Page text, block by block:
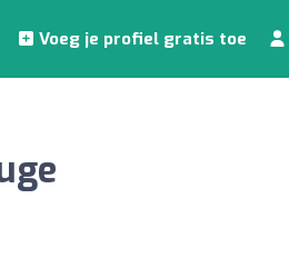
Voeg je profiel gratis toe